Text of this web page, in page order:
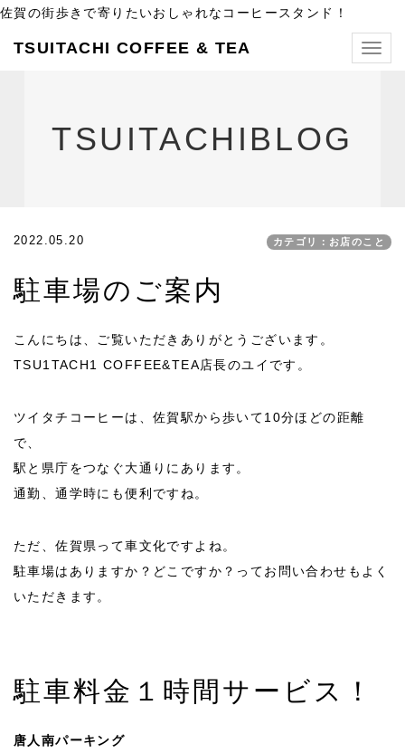
佐賀の街歩きで寄りたいおしゃれなコーヒースタンド！
TSUITACHI COFFEE & TEA
TSUITACHIBLOG
2022.05.20 カテゴリ：お店のこと
駐車場のご案内
こんにちは、ご覧いただきありがとうございます。
TSU1TACH1 COFFEE&TEA店長のユイです。
ツイタチコーヒーは、佐賀駅から歩いて10分ほどの距離
で、
駅と県庁をつなぐ大通りにあります。
通勤、通学時にも便利ですね。
ただ、佐賀県って車文化ですよね。
駐車場はありますか？どこですか？ってお問い合わせもよく
いただきます。
駐車料金１時間サービス！
唐人南パーキング